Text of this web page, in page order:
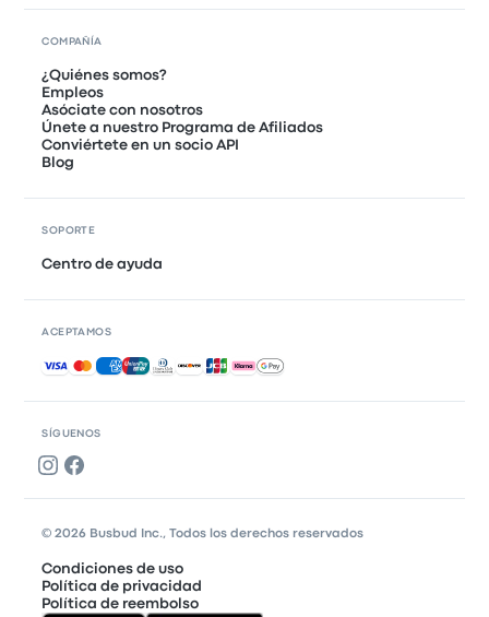
SÍGUENOS
COMPAÑÍA
¿Quiénes somos?
Empleos
Asóciate con nosotros
Únete a nuestro Programa de Afiliados
Conviértete en un socio API
Blog
SOPORTE
Centro de ayuda
ACEPTAMOS
Pagos aceptados
© 2026 Busbud Inc., Todos los derechos reservados
Condiciones de uso
Política de privacidad
Política de reembolso